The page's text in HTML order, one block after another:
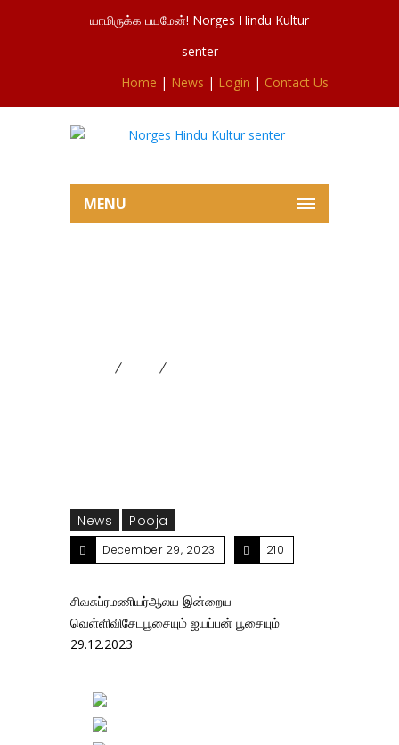
யாமிருக்க பயமேன்! Norges Hindu Kultur
senter
Home | News | Login | Contact Us
MENU
News Pooja
December 29, 2023 210
சிவசுப்ரமணியர்ஆலய இன்றைய
வெள்ளிவிசேடபூசையும் ஐயப்பன் பூசையும்
29.12.2023